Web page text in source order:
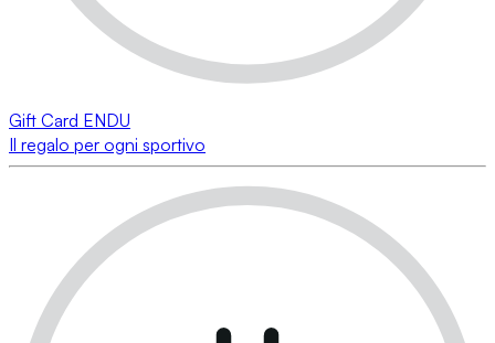
Gift Card ENDU
Il regalo per ogni sportivo